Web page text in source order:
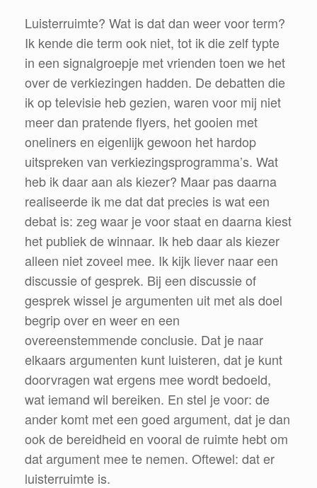
Luisterruimte? Wat is dat dan weer voor term?
Ik kende die term ook niet, tot ik die zelf typte
in een signalgroepje met vrienden toen we het
over de verkiezingen hadden. De debatten die
ik op televisie heb gezien, waren voor mij niet
meer dan pratende flyers, het gooien met
oneliners en eigenlijk gewoon het hardop
uitspreken van verkiezingsprogramma’s. Wat
heb ik daar aan als kiezer? Maar pas daarna
realiseerde ik me dat dat precies is wat een
debat is: zeg waar je voor staat en daarna kiest
het publiek de winnaar. Ik heb daar als kiezer
alleen niet zoveel mee. Ik kijk liever naar een
discussie of gesprek. Bij een discussie of
gesprek wissel je argumenten uit met als doel
begrip over en weer en een
overeenstemmende conclusie. Dat je naar
elkaars argumenten kunt luisteren, dat je kunt
doorvragen wat ergens mee wordt bedoeld,
wat iemand wil bereiken. En stel je voor: de
ander komt met een goed argument, dat je dan
ook de bereidheid en vooral de ruimte hebt om
dat argument mee te nemen. Oftewel: dat er
luisterruimte is.